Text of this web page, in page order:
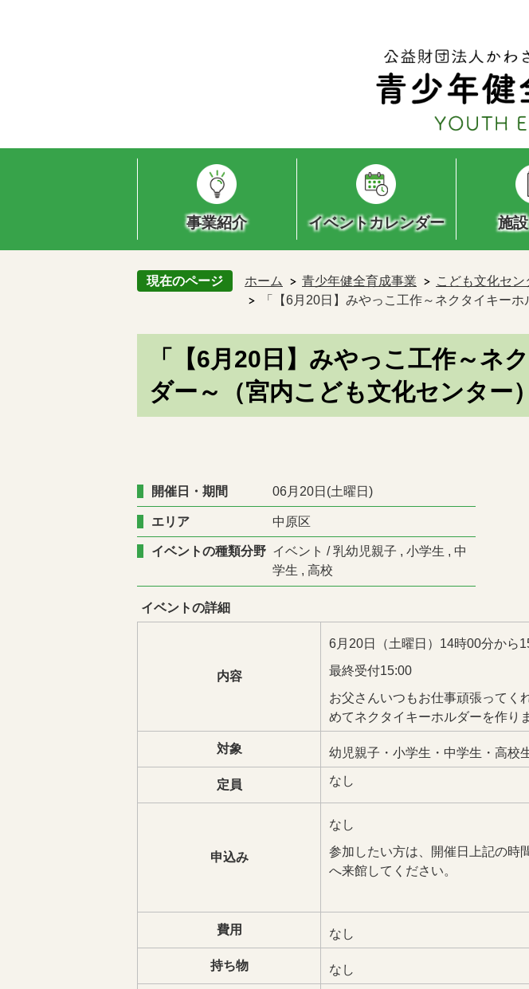
事業紹介 イベントカレンダー 施
現在のページ ホーム 青少年健全育成事業 こども文化セン
「【6月20日】みやっこ工作～ネクタイキー
「【6月20日】みやっこ工作～ネ
ダー～（宮内こども文化センター
開催日・期間 06月20日(土曜日)
エリア 中原区
イベントの種類分野 イベント / 乳幼児親子 , 小学生 , 中
学生 , 高校
イベントの詳細
内容
6月20日（土曜日）14時00分から
最終受付15:00
お父さんいつもお仕事頑張ってく
めてネクタイキーホルダーを作り
対象 幼児親子・小学生・中学生・高校
定員 なし
申込み
なし
参加したい方は、開催日上記の時
へ来館してください。
費用 なし
持ち物 なし